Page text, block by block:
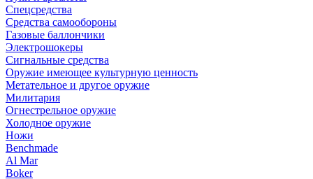
Спецсредства
Средства самообороны
Газовые баллончики
Электрошокеры
Сигнальные средства
Оружие имеющее культурную ценность
Метательное и другое оружие
Милитария
Огнестрельное оружие
Холодное оружие
Ножи
Benchmade
Al Mar
Boker